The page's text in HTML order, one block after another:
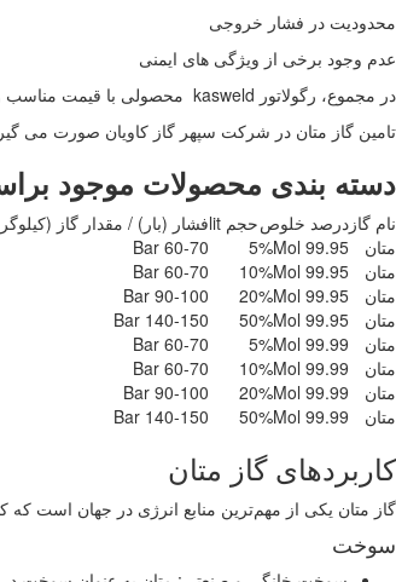
محدودیت در فشار خروجی
عدم وجود برخی از ویژگی های ایمنی
در مجموع، رگولاتور kasweld محصولی با قیمت مناسب و کیفیت قابل قبول است که برای مصارف عمومی مانند جوشکاری و برشکاری سبک مناسب است.
تامین گاز متان در شرکت سپهر گاز کاویان صورت می
دسته بندی محصولات موجود
نام گاز درصد خلوصحجم lit
فشار (بار) / مقدار گاز
متان
99.95 Mol%
5
60-70 Bar
متان
99.95 Mol%
10
60-70 Bar
متان
99.95 Mol%
20
90-100 Bar
متان
99.95 Mol%
50
140-150 Bar
متان
99.99 Mol%
5
60-70 Bar
متان
99.99 Mol%
10
60-70 Bar
متان
99.99 Mol%
20
90-100 Bar
متان
99.99 Mol%
50
140-150 Bar
کاربردهای گاز متان
گاز متان یکی از مهم‌ترین منابع انرژی در جهان است که
سوخت